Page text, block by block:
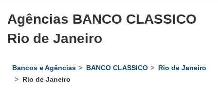
Agências BANCO CLASSICO
Rio de Janeiro
Bancos e Agências BANCO CLASSICO
Rio de Janeiro
Rio de Janeiro